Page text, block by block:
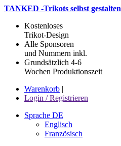
TANKED -Trikots selbst gestalten
Kostenloses
Trikot-Design
Alle Sponsoren
und Nummern inkl.
Grundsätzlich 4-6
Wochen Produktionszeit
Warenkorb |
Login / Registrieren
Sprache DE
Englisch
Französisch